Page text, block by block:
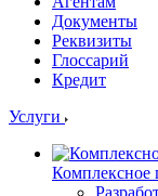
Документы
Реквизиты
Глоссарий
Кредит
Услуги
Комплексное